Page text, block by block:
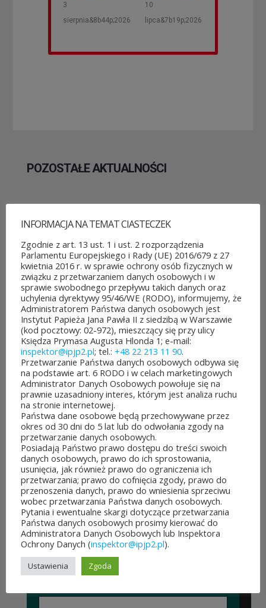
3
sierpnia&8b44p;2026
10
lipca&7b19p;2026
POZOSTAŁE AKTUALNOŚCI
ROZPOCZĘŁO SIĘ GŁOSOWANIE W BUDŻECIE
OBYWATELSKIM MAZOWSZA!
03 sierpnia&8b44p;2026
Można już głosować
na projekty zgłoszone do 7.
edycji Budżetu
Obywatelskiego Mazowsza.
To mieszkańcy zdecydują,
które pomysły dostaną
dofinansowanie z budżetu
samorządu województwa
mazowieckiego. Do rozdania
jest aż 30 mln zł! Mieszkańcy
województwa mazowieckiego
po...
CZYTAJ DALEJ
INFORMACJA NA TEMAT CIASTECZEK
Zgodnie z art. 13 ust. 1 i ust. 2 rozporządzenia
Parlamentu Europejskiego i Rady (UE) 2016/679 z 27
kwietnia 2016 r. w sprawie ochrony osób fizycznych w
związku z przetwarzaniem danych osobowych i w
sprawie swobodnego przepływu takich danych oraz
uchylenia dyrektywy 95/46/WE (RODO), informujemy, że
Administratorem Państwa danych osobowych jest
Instytut Papieża Jana Pawła II z siedzibą w Warszawie
(kod pocztowy: 02-972), mieszczący się przy ulicy
Księdza Prymasa Augusta Hlonda 1; e-mail:
inspektor@ipjp2.pl; tel.: +48 22 213 11 90.
Przetwarzanie Państwa danych osobowych odbywa się
na podstawie art. 6 RODO i w celach marketingowych
Administrator Danych Osobowych powołuje się na
prawnie uzasadniony interes, którym jest analiza ruchu
na stronie internetowej.
Państwa dane osobowe będą przechowywane przez
okres od 30 dni do 5 lat lub do odwołania zgody na
przetwarzanie danych osobowych.
Posiadają Państwo prawo dostępu do treści swoich
danych osobowych, prawo do ich sprostowania,
usunięcia, jak również prawo do ograniczenia ich
przetwarzania; prawo do cofnięcia zgody, prawo do
przenoszenia danych, prawo do wniesienia sprzeciwu
wobec przetwarzania Państwa danych osobowych.
Pytania i ewentualne skargi dotyczące przetwarzania
Państwa danych osobowych prosimy kierować do
Administratora Danych Osobowych lub Inspektora
Ochrony Danych (inspektor@ipjp2.pl).
Ustawienia Zgoda